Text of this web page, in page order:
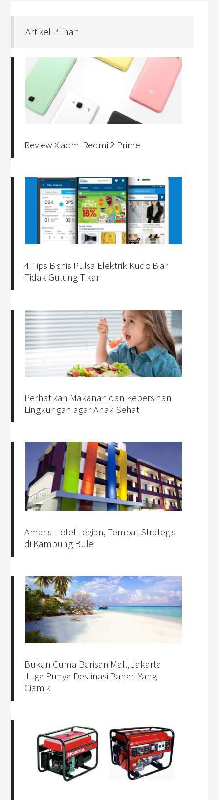
Artikel Pilihan
Review Xiaomi Redmi 2 Prime
4 Tips Bisnis Pulsa Elektrik Kudo Biar
Tidak Gulung Tikar
Perhatikan Makanan dan Kebersihan
Lingkungan agar Anak Sehat
Amaris Hotel Legian, Tempat Strategis
di Kampung Bule
Bukan Cuma Barisan Mall, Jakarta
Juga Punya Destinasi Bahari Yang
Ciamik